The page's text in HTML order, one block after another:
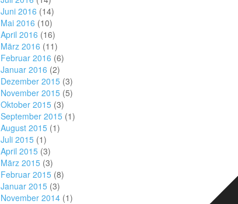
Juni 2016 (14)
Mai 2016 (10)
April 2016 (16)
März 2016 (11)
Februar 2016 (6)
Januar 2016 (2)
Dezember 2015 (3)
November 2015 (5)
Oktober 2015 (3)
September 2015 (1)
August 2015 (1)
Juli 2015 (1)
April 2015 (3)
März 2015 (3)
Februar 2015 (8)
Januar 2015 (3)
November 2014 (1)